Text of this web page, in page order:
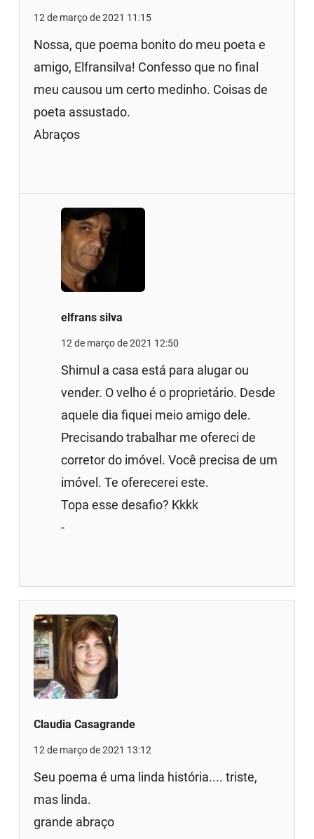
12 de março de 2021 11:15
Nossa, que poema bonito do meu poeta e
amigo, Elfransilva! Confesso que no final
meu causou um certo medinho. Coisas de
poeta assustado.
Abraços
elfrans silva
12 de março de 2021 12:50
Shimul a casa está para alugar ou
vender. O velho é o proprietário. Desde
aquele dia fiquei meio amigo dele.
Precisando trabalhar me ofereci de
corretor do imóvel. Você precisa de um
imóvel. Te oferecerei este.
Topa esse desafio? Kkkk
-
Claudia Casagrande
12 de março de 2021 13:12
Seu poema é uma linda história.... triste,
mas linda.
grande abraço